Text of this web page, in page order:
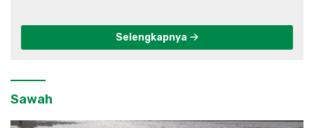
Selengkapnya
Sawah